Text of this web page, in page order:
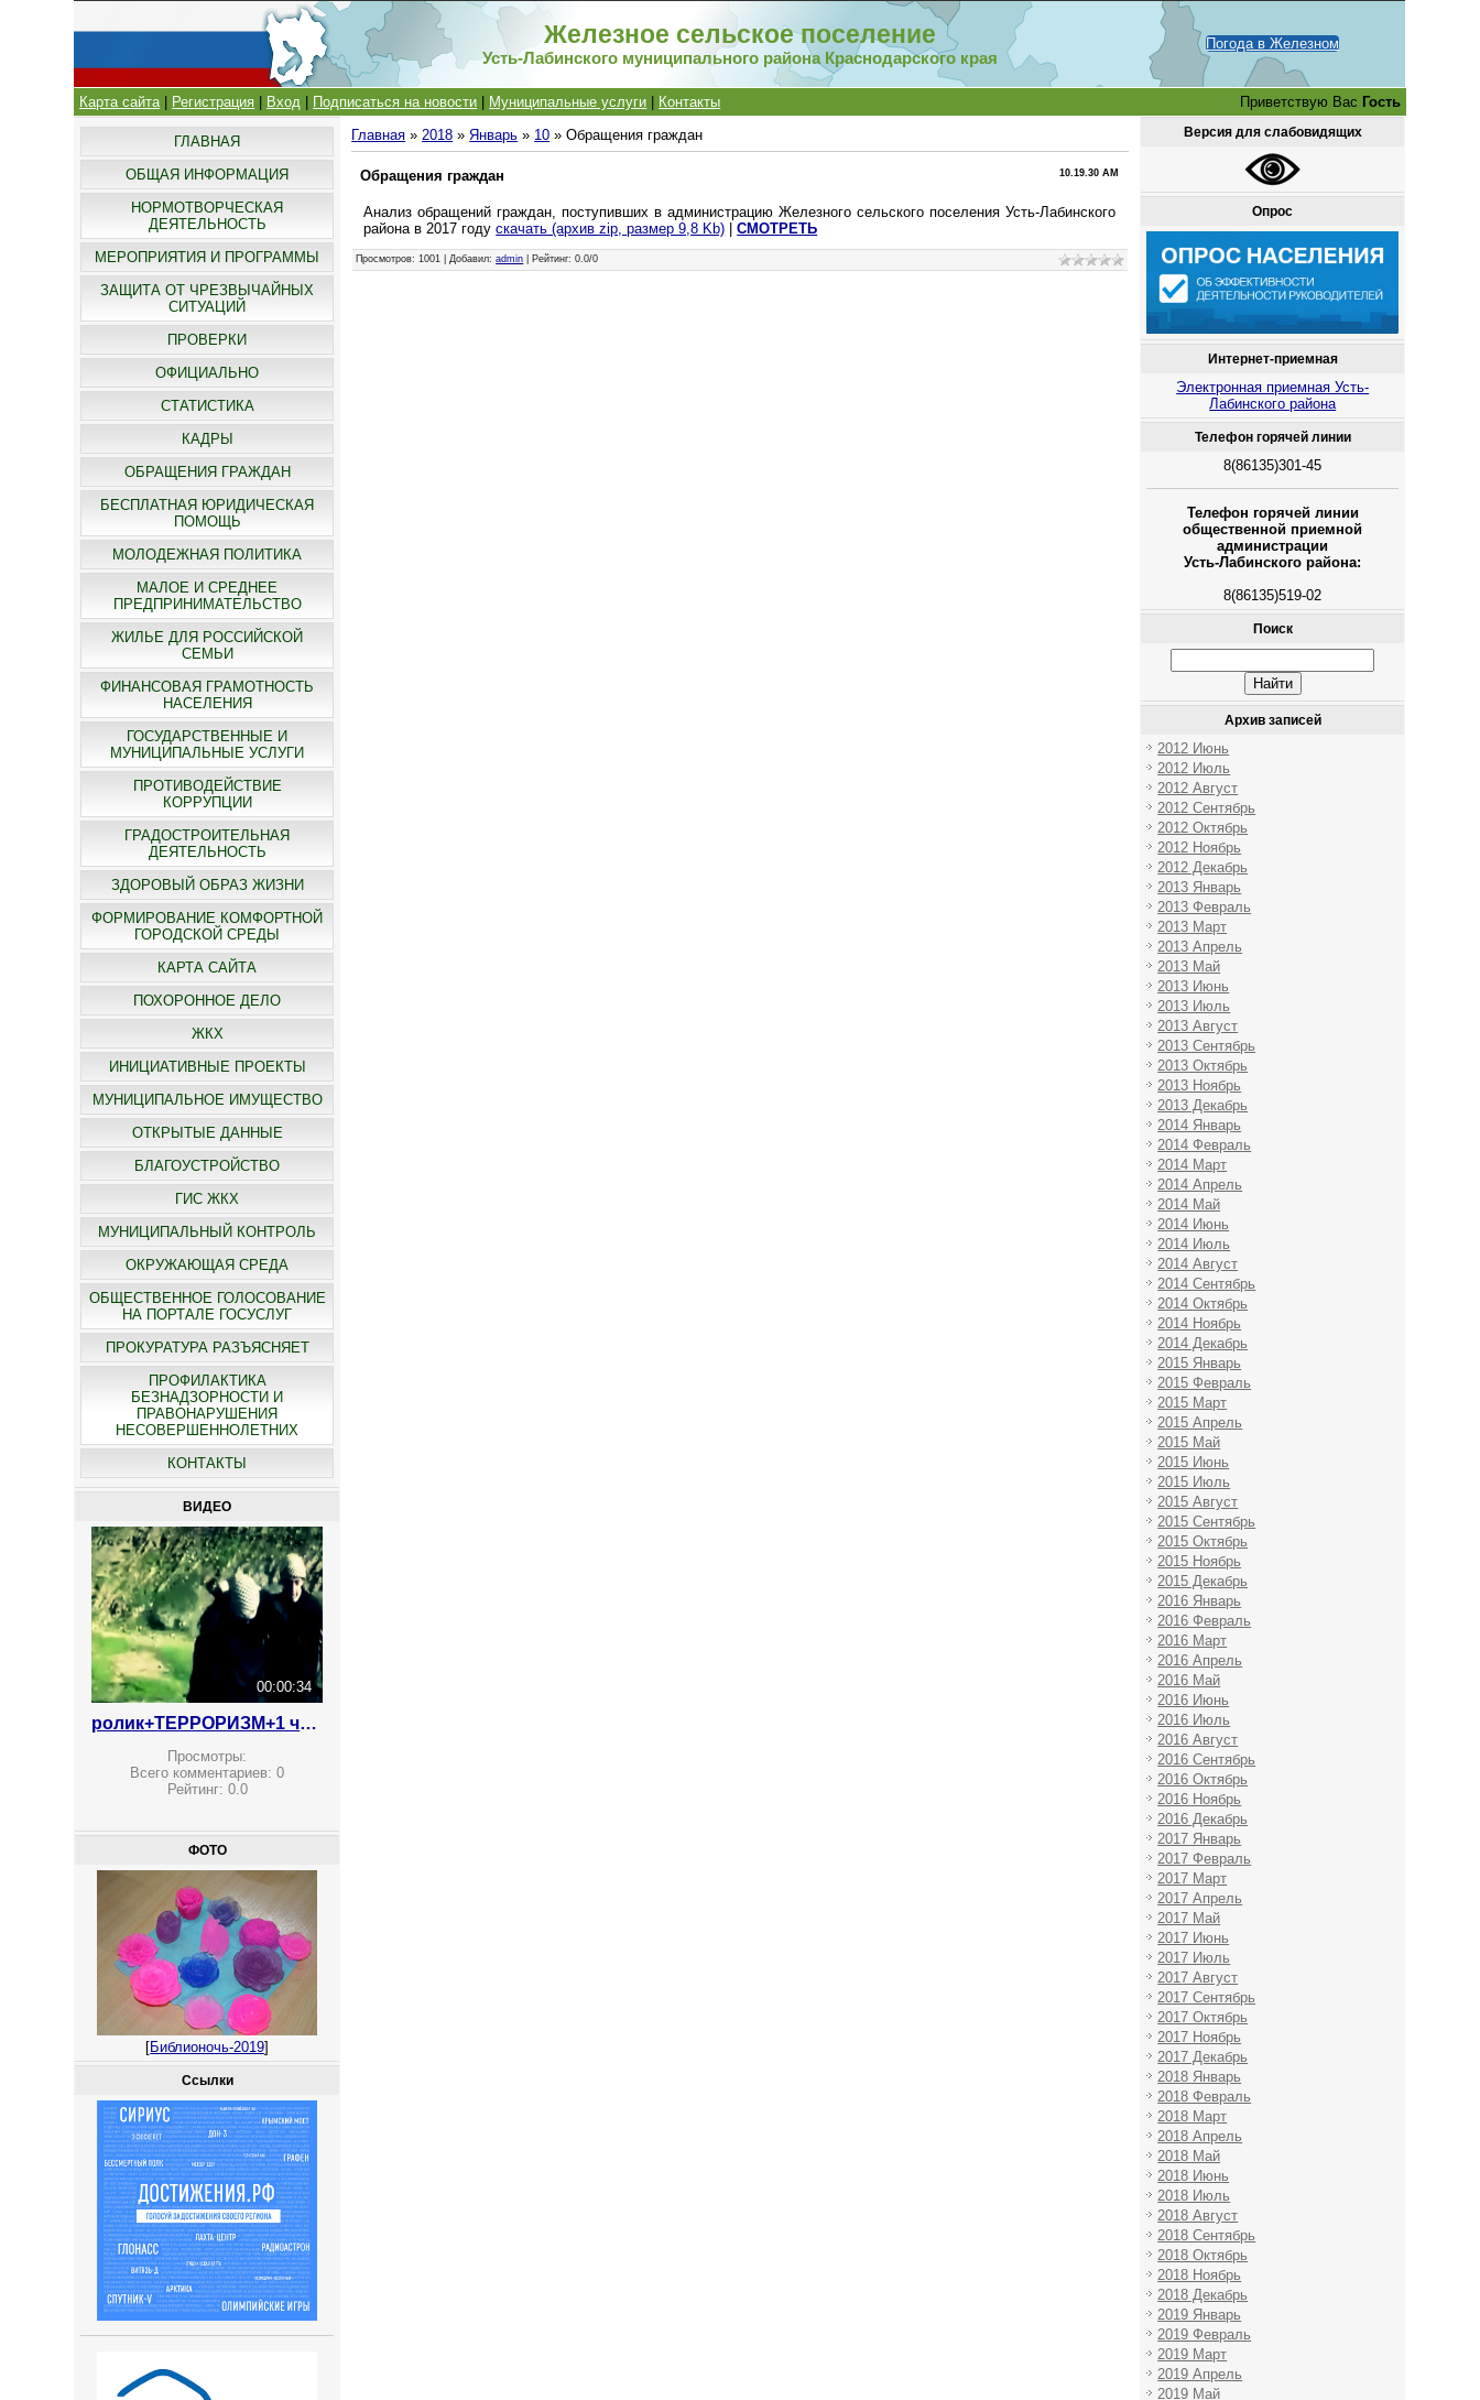
Железное сельское поселение
Усть-Лабинского муниципального района Краснодарского края
Погода в Железном
Карта сайта| Регистрация Вход Подписаться на новости Муниципальные услуги Контакты Приветствую Вас Гость
ГЛАВНАЯ
ОБЩАЯ ИНФОРМАЦИЯ
НОРМОТВОРЧЕСКАЯ
ДЕЯТЕЛЬНОСТЬ
МЕРОПРИЯТИЯ И ПРОГРАММЫ
ЗАЩИТА ОТ ЧРЕЗВЫЧАЙНЫХ
СИТУАЦИЙ
ПРОВЕРКИ
ОФИЦИАЛЬНО
СТАТИСТИКА
КАДРЫ
ОБРАЩЕНИЯ ГРАЖДАН
БЕСПЛАТНАЯ ЮРИДИЧЕСКАЯ
ПОМОЩЬ
МОЛОДЕЖНАЯ ПОЛИТИКА
МАЛОЕ И СРЕДНЕЕ
ПРЕДПРИНИМАТЕЛЬСТВО
ЖИЛЬЕ ДЛЯ РОССИЙСКОЙ
СЕМЬИ
ФИНАНСОВАЯ ГРАМОТНОСТЬ
НАСЕЛЕНИЯ
ГОСУДАРСТВЕННЫЕ И
МУНИЦИПАЛЬНЫЕ УСЛУГИ
ПРОТИВОДЕЙСТВИЕ
КОРРУПЦИИ
ГРАДОСТРОИТЕЛЬНАЯ
ДЕЯТЕЛЬНОСТЬ
ЗДОРОВЫЙ ОБРАЗ ЖИЗНИ
ФОРМИРОВАНИЕ КОМФОРТНОЙ
ГОРОДСКОЙ СРЕДЫ
КАРТА САЙТА
ПОХОРОННОЕ ДЕЛО
ЖКХ
ИНИЦИАТИВНЫЕ ПРОЕКТЫ
МУНИЦИПАЛЬНОЕ ИМУЩЕСТВО
ОТКРЫТЫЕ ДАННЫЕ
БЛАГОУСТРОЙСТВО
ГИС ЖКХ
МУНИЦИПАЛЬНЫЙ КОНТРОЛЬ
ОКРУЖАЮЩАЯ СРЕДА
ОБЩЕСТВЕННОЕ ГОЛОСОВАНИЕ
НА ПОРТАЛЕ ГОСУСЛУГ
ПРОКУРАТУРА РАЗЪЯСНЯЕТ
ПРОФИЛАКТИКА
БЕЗНАДЗОРНОСТИ И
ПРАВОНАРУШЕНИЯ
НЕСОВЕРШЕННОЛЕТНИХ
КОНТАКТЫ
ВИДЕО
00:00:34
ролик+ТЕРРОРИЗМ+1 что делают ваши дети
Просмотры:
Всего комментариев:0
Рейтинг: 0.0
ФОТО
[Библионочь-2019]
Ссылки
Главная »2018 » Январь » 10 » Обращения граждан
10.19.30 AM
Обращения граждан
Анализ обращений граждан, поступивших в администрацию Железного сельского поселения Усть-Лабинского
района в 2017 годускачать (архив zip, размер 9,8 Kb) СМОТРЕТЬ
Просмотров: 1001 |Добавил:admin Рейтинг:0.0/0
Версия для слабовидящих
Опрос
Интернет-приемная
Электронная приемная Усть-
Лабинского района
Телефон горячей линии
8(86135)301-45
Телефон горячей линии
общественной приемной
администрации
Усть-Лабинского района:
8(86135)519-02
Поиск
Архив записей
2012 Июнь
2012 Июль
2012 Август
2012 Сентябрь
2012 Октябрь
2012 Ноябрь
2012 Декабрь
2013 Январь
2013 Февраль
2013 Март
2013 Апрель
2013 Май
2013 Июнь
2013 Июль
2013 Август
2013 Сентябрь
2013 Октябрь
2013 Ноябрь
2013 Декабрь
2014 Январь
2014 Февраль
2014 Март
2014 Апрель
2014 Май
2014 Июнь
2014 Июль
2014 Август
2014 Сентябрь
2014 Октябрь
2014 Ноябрь
2014 Декабрь
2015 Январь
2015 Февраль
2015 Март
2015 Апрель
2015 Май
2015 Июнь
2015 Июль
2015 Август
2015 Сентябрь
2015 Октябрь
2015 Ноябрь
2015 Декабрь
2016 Январь
2016 Февраль
2016 Март
2016 Апрель
2016 Май
2016 Июнь
2016 Июль
2016 Август
2016 Сентябрь
2016 Октябрь
2016 Ноябрь
2016 Декабрь
2017 Январь
2017 Февраль
2017 Март
2017 Апрель
2017 Май
2017 Июнь
2017 Июль
2017 Август
2017 Сентябрь
2017 Октябрь
2017 Ноябрь
2017 Декабрь
2018 Январь
2018 Февраль
2018 Март
2018 Апрель
2018 Май
2018 Июнь
2018 Июль
2018 Август
2018 Сентябрь
2018 Октябрь
2018 Ноябрь
2018 Декабрь
2019 Январь
2019 Февраль
2019 Март
2019 Апрель
2019 Май